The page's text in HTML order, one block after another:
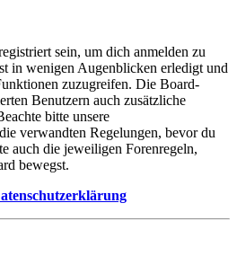
sein, um dich anmelden zu
in wenigen Augenblicken erledigt und
zuzugreifen. Die Board-
Benutzern auch zusätzliche
bitte unsere
verwandten Regelungen, bevor du
auch die jeweiligen Forenregeln,
bewegst.